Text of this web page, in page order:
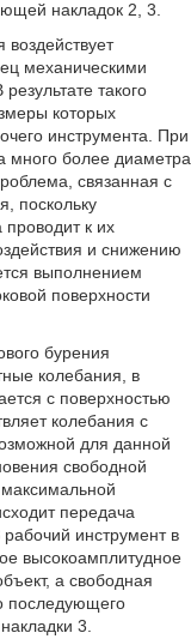
накладок 2, 3.
механическими
такого
которых
инструмента. При
много более диаметра
связанная с
поскольку
к их
и снижению
выполнением
поверхности
бурения
колебания, в
с поверхностью
колебания с
для данной
свободной
передача
инструмент в
высокоамплитудное
а свободная
последующего
3.